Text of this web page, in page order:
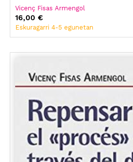
Vicenç Fisas Armengol
16,00 €
Eskuragarri 4-5 egunetan